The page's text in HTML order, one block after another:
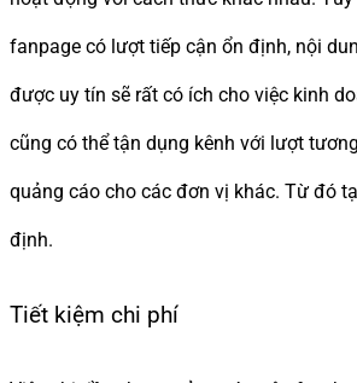
fanpage có lượt tiếp cận ổn định, nội
được uy tín sẽ rất có ích cho việc kinh
cũng có thể tận dụng kênh với lượt
quảng cáo cho các đơn vị khác. Từ đó
định.
Tiết kiệm chi phí